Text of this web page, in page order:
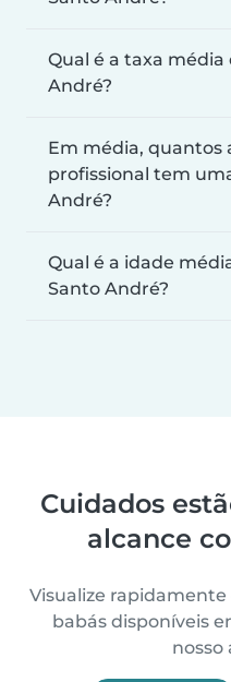
Qual é a taxa
André?
Em média, quantos
profissional tem
André?
Qual é a idade
Santo André?
Cuidados
alcance
Visualize rapidamente
babás disponíveis
nosso